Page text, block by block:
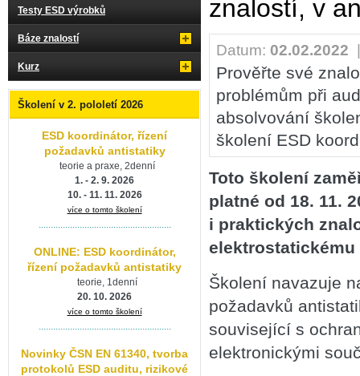
znalostí, v
Datum: 02.02.2022
Prověřte své
problémům při
absolvování
školení ESD
Toto školení
platné od 18. 11.
i praktických
Školení navazuje
požadavků
související s
elektronickými
Testy ESD výrobků
Báze znalostí
Kurz
Školení v 2. pololetí 2026
ESD koordinátor, řízení
požadavků antistatiky
teorie a praxe, 2denní
1. - 2. 9. 2026
10. - 11. 11. 2026
více o tomto školení
.......................................................
ONLINE: ESD koordinátor,
řízení požadavků antistatiky
teorie, 1denní
20. 10. 2026
více o tomto školení
.......................................................
Novinky ČSN EN 61340, tvorba
protokolů ESD auditu, rizikové